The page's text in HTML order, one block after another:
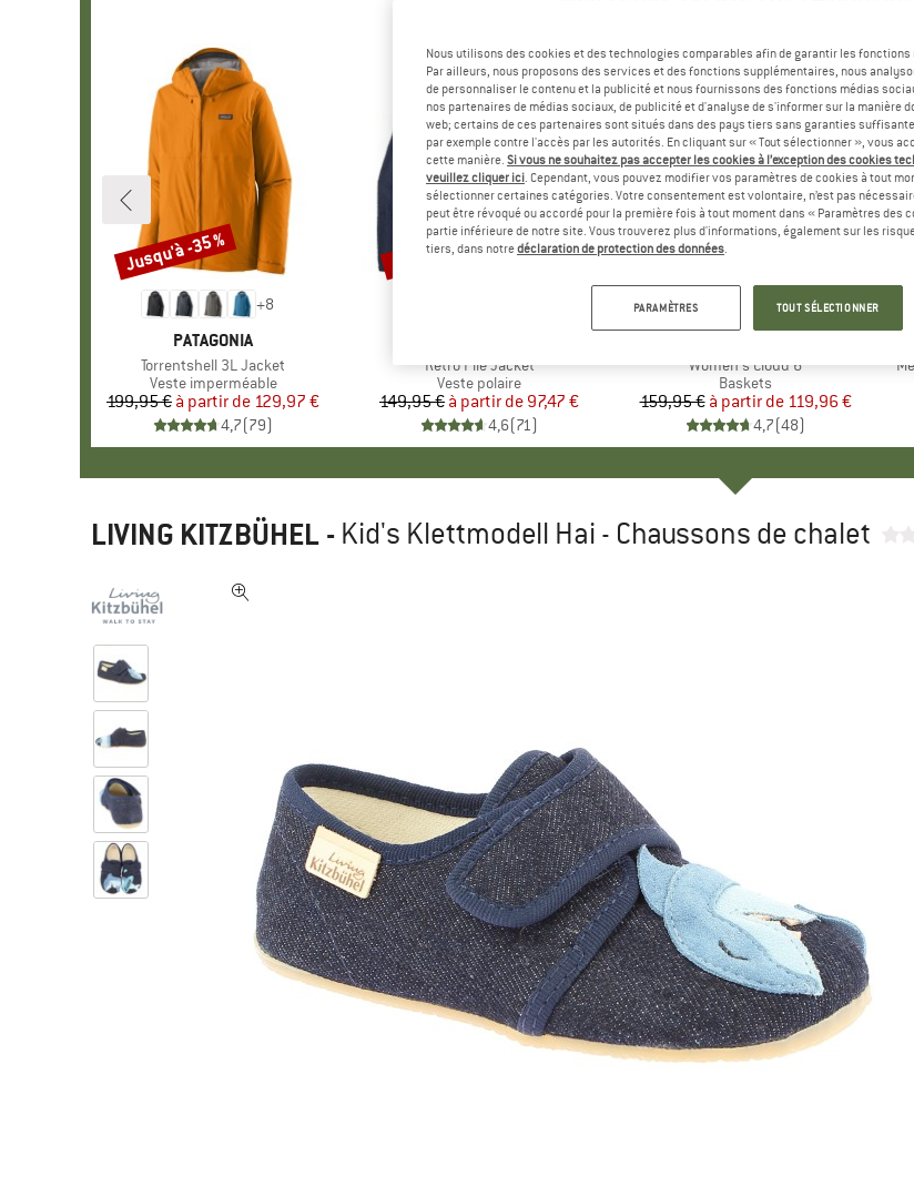
+8
MARQUE
PATAGONIA
Article
Torrentshell 3L Jacket
Product group
Veste imperméable
Prix
199,95 € Prix réduit
à partir de 129,97 €
4,7(79)
Remise
Jusqu'à -35 %
Article
Retro Pile Jacket
Product group
Veste polaire
Prix
149,95 € Prix réduit
à partir de 97,47 €
4,6(71)
Remise
Jusqu'à -35 %
+10
Article
Women's Cloud 6
Product group
Baskets
Prix
159,95 € Prix réduit
à partir de 119,96 €
4,7(48)
Remise
Jusqu'à -25 %
LIVING KITZBÜHEL - Kid's Klettmodell Hai - Chaussons de chalet
Nous utilisons des cookies et des technologies comparables afin de garantir les
Par ailleurs, nous proposons des services et des fonctions supplémentaires, nous
de personnaliser le contenu et la publicité et nous fournissons des fonctions médias
nos partenaires de médias sociaux, de publicité et d'analyse de s'informer sur la manière
web; certains de ces partenaires sont situés dans des pays tiers sans garanties
par exemple contre l'accès par les autorités. En cliquant sur « Tout sélectionner », vous
cette manière. Si vous ne souhaitez pas accepter les cookies à l’exception des cookies
veuillez cliquer ici. Cependant, vous pouvez modifier vos paramètres de cookies à tout
sélectionner certaines catégories. Votre consentement est volontaire, n’est pas
peut être révoqué ou accordé pour la première fois à tout moment dans « Paramètres des
partie inférieure de notre site. Vous trouverez plus d'informations, également sur les
tiers, dans notredéclaration de protection des données.
PARAMÈTRES TOUT SÉLECTIONNER